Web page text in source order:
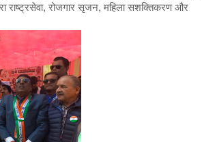
राष्ट्रसेवा, रोजगार सृजन, महिला सशक्तिकरण और